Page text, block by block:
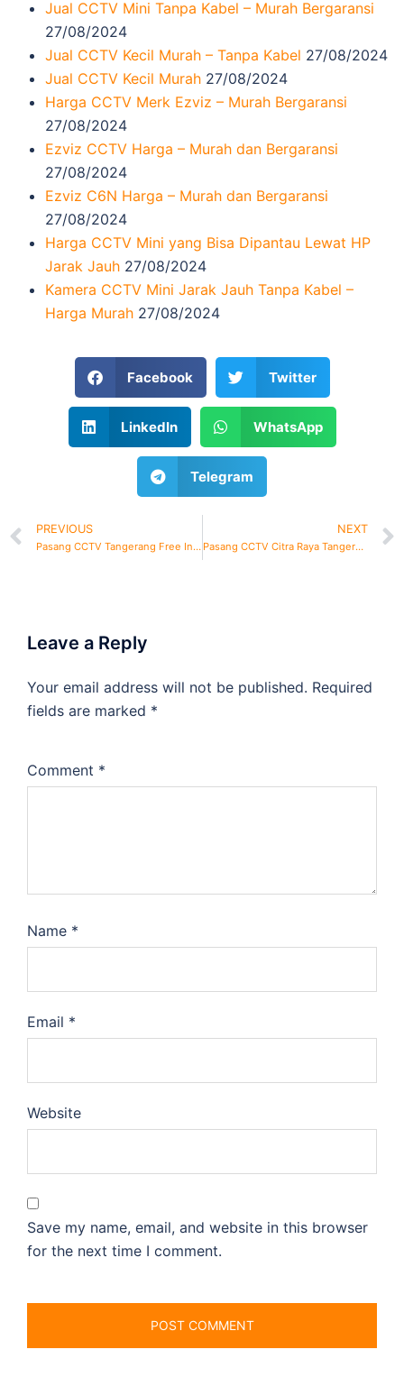
Jual CCTV Mini Tanpa Kabel – Murah Bergaransi
27/08/2024
Jual CCTV Kecil Murah – Tanpa Kabel 27/08/2024
Jual CCTV Kecil Murah 27/08/2024
Harga CCTV Merk Ezviz – Murah Bergaransi
27/08/2024
Ezviz CCTV Harga – Murah dan Bergaransi
27/08/2024
Ezviz C6N Harga – Murah dan Bergaransi
27/08/2024
Harga CCTV Mini yang Bisa Dipantau Lewat HP
Jarak Jauh 27/08/2024
Kamera CCTV Mini Jarak Jauh Tanpa Kabel –
Harga Murah 27/08/2024
Facebook Twitter
LinkedIn WhatsApp
Telegram
PREVIOUS
Pasang CCTV Tangerang Free Instalasi dan Setting Online
NEXT
Pasang CCTV Citra Raya Tangerang Free Instalasi dan Setting Online
Leave a Reply
Your email address will not be published. Required
fields are marked *
Comment *
Name *
Email *
Website
Save my name, email, and website in this browser
for the next time I comment.